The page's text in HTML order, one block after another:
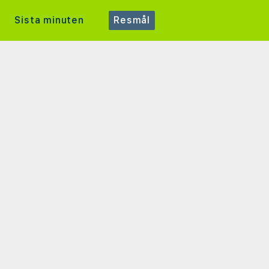
Sista minuten Resmål